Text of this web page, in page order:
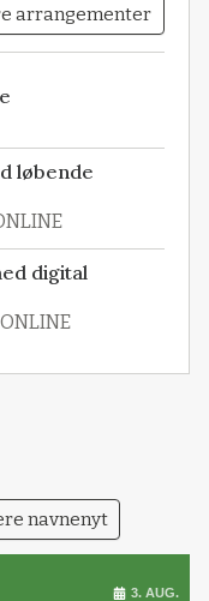
arrangementer
løbende
digital
navnenyt
3. AUG.